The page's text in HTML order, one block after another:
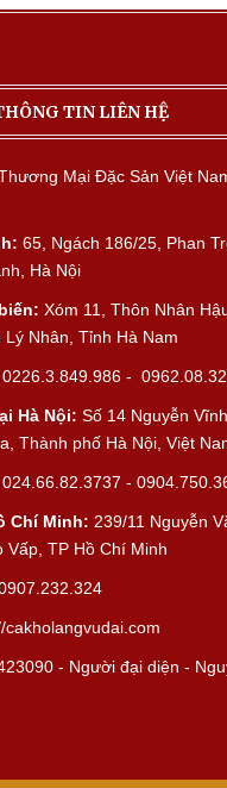
TIN LIÊN HỆ
Mại Đặc Sản Việt
65, Ngách 186/25, Phan
Hà Nội
Xóm 11, Thôn Nhân
Lý Nhân, Tỉnh Hà Nam
0226.3.849.986 -
Hà Nội: Số 14 Nguyễn
Thành phố Hà Nội, Việt
024.66.82.3737 -
Chí Minh: 239/11 Nguyễn
Vấp, TP Hồ Chí Minh
cakholangvudai.com
- Người đại diện -